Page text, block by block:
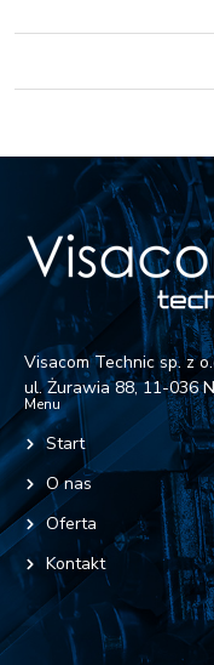
Visacom Technic sp. z
ul. Żurawia 88, 11-036
Menu
Start
O nas
Oferta
Kontakt